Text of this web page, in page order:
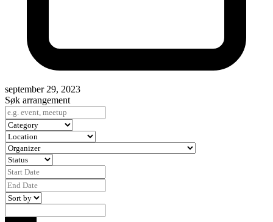
september 29, 2023
Søk arrangement